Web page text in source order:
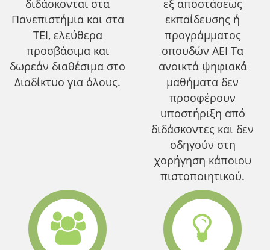
διδάσκονται στα
Πανεπιστήμια και στα
ΤΕΙ, ελεύθερα
προσβάσιμα και
δωρεάν διαθέσιμα στο
Διαδίκτυο για όλους.
εξ αποστάσεως
εκπαίδευσης ή
προγράμματος
σπουδών ΑΕΙ Τα
ανοικτά ψηφιακά
μαθήματα δεν
προσφέρουν
υποστήριξη από
διδάσκοντες και δεν
οδηγούν στη
χορήγηση κάποιου
πιστοποιητικού.